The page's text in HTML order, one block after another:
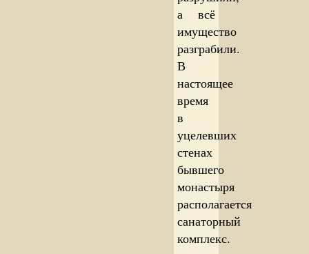
а всё
имущество
разграбили.
В
настоящее
время
в
уцелевших
стенах
бывшего
монастыря
располагается
санаторный
комплекс.